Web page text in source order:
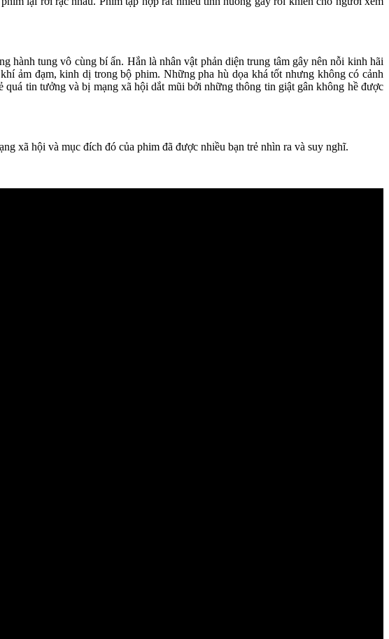
tung vô cùng bí ẩn. Hắn là nhân vật phản diện trung tâm gây nên nỗi kinh hãi
ảm đạm, kinh dị trong bộ phim. Những pha hù dọa khá tốt nhưng không có cảnh
tin tưởng và bị mạng xã hội dắt mũi bởi những thông tin giật gân không hề được
xã hội và mục đích đó của phim đã được nhiều bạn trẻ nhìn ra và suy nghĩ.